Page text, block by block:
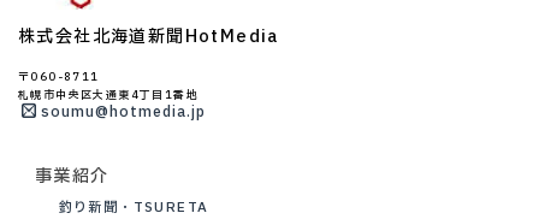
株式会社北海道新聞HotMedia
〒060-8711
札幌市中央区大通東4丁目1番地
soumu@hotmedia.jp
事業紹介
釣り新聞・TSURETA